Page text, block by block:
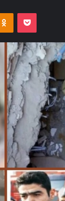
Odnoklassniki
Pocket